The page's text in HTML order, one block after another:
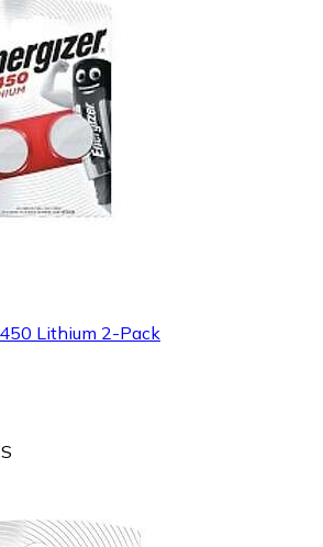
Lithium 2-Pack